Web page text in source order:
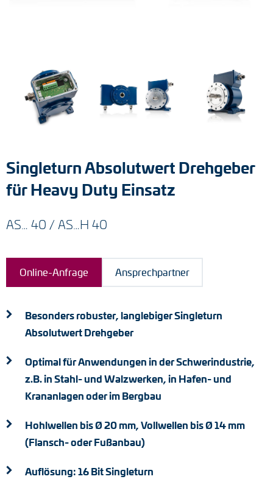
Impulsverteiler
Impulsumformer
Frequenz-Spannungs-Wandler
Kabelschutz
DC Motoren
Singleturn Absolutwert Drehgeber
für Heavy Duty Einsatz
AS… 40 / AS…H 40
Online-Anfrage Ansprechpartner
Besonders robuster, langlebiger Singleturn
Absolutwert Drehgeber
Optimal für Anwendungen in der Schwerindustrie,
z.B. in Stahl- und Walzwerken, in Hafen- und
Krananlagen oder im Bergbau
Hohlwellen bis Ø 20 mm, Vollwellen bis Ø 14 mm
(Flansch- oder Fußanbau)
Auflösung: 16 Bit Singleturn